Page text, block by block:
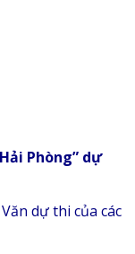
Phòng” dự
dự thi của các